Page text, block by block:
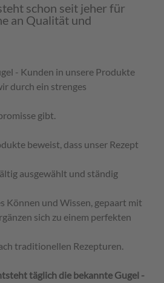
schon seit jeher für
an Qualität und
- Kunden in unsere Produkte
durch ein strenges
gibt.
beweist, dass unser Rezept
ausgewählt und ständig
Können und Wissen, gepaart mit
sich zu einem perfekten
traditionellen Rezepturen.
täglich die bekannte Gugel -